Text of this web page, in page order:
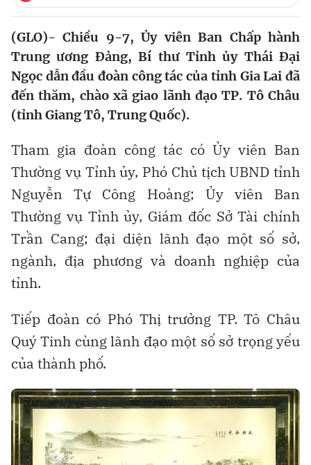
(GLO)- Chiều 9-7, Ủy viên Ban Chấp hành
Trung ương Đảng, Bí thư Tỉnh ủy Thái Đại
Ngọc dẫn đầu đoàn công tác của tỉnh Gia Lai đã
đến thăm, chào xã giao lãnh đạo TP. Tô Châu
(tỉnh Giang Tô, Trung Quốc).
Tham gia đoàn công tác có Ủy viên Ban
Thường vụ Tỉnh ủy, Phó Chủ tịch UBND tỉnh
Nguyễn Tự Công Hoàng; Ủy viên Ban
Thường vụ Tỉnh ủy, Giám đốc Sở Tài chính
Trần Cang; đại diện lãnh đạo một số sở,
ngành, địa phương và doanh nghiệp của
tỉnh.
Tiếp đoàn có Phó Thị trưởng TP. Tô Châu
Quý Tinh cùng lãnh đạo một số sở trọng yếu
của thành phố.